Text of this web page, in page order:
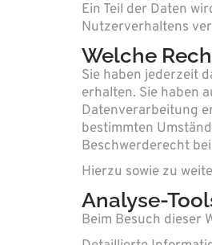
Ein Teil der Daten
Nutzerverhaltens
Welche
Sie haben jederzeit
erhalten. Sie haben
Datenverarbeitung
bestimmten
Beschwerderecht
Hierzu sowie zu
Analyse-
Beim Besuch dieser